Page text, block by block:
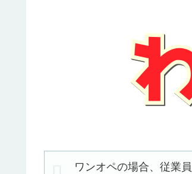
ワンオペの場合、従業